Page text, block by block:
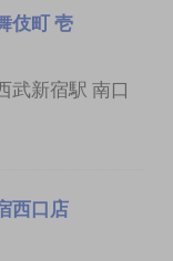
伎町 壱
武新宿駅 南口
西口店